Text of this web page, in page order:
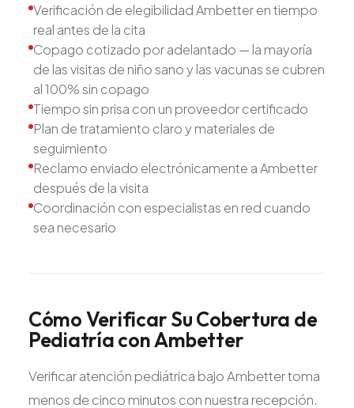
Verificación de elegibilidad Ambetter en tiempo
real antes de la cita
Copago cotizado por adelantado — la mayoría
de las visitas de niño sano y las vacunas se cubren
al 100% sin copago
Tiempo sin prisa con un proveedor certificado
Plan de tratamiento claro y materiales de
seguimiento
Reclamo enviado electrónicamente a Ambetter
después de la visita
Coordinación con especialistas en red cuando
sea necesario
CómoVerificarSuCobertura de
PediatríaconAmbetter
Verificar atención pediátrica bajo Ambetter toma
menos de cinco minutos con nuestra recepción.